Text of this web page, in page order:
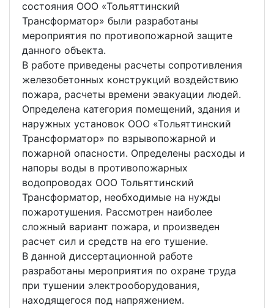
состояния ООО «Тольяттинский
Трансформатор» были разработаны
мероприятия по противопожарной защите
данного объекта.
В работе приведены расчеты сопротивления
железобетонных конструкций воздействию
пожара, расчеты времени эвакуации людей.
Определена категория помещений, здания и
наружных установок ООО «Тольяттинский
Трансформатор» по взрывопожарной и
пожарной опасности. Определены расходы и
напоры воды в противопожарных
водопроводах ООО Тольяттинский
Трансформатор, необходимые на нужды
пожаротушения. Рассмотрен наиболее
сложный вариант пожара, и произведен
расчет сил и средств на его тушение.
В данной диссертационной работе
разработаны мероприятия по охране труда
при тушении электрооборудования,
находящегося под напряжением.